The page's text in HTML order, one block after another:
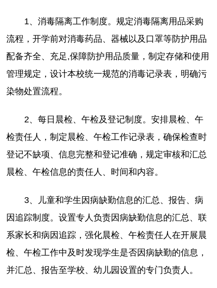
1、消毒隔离工作制度。规定消毒隔离用品采购
流程，开学前对消毒药品、器械以及口罩等防护用品
配备齐全、充足,保障防护用品质量，制定存储和使用
管理规定，设计本校统一规范的消毒记录表，明确污
染物处置流程。
2、每日晨检、午检及登记制度。安排晨检、午
检责任人，制定晨检、午检工作记录表，确保检查时
登记不缺项、信息完整和登记准确，规定审核和汇总
晨检、午检信息的责任人、时间和内容。
3、儿童和学生因病缺勤信息的汇总、报告、病
因追踪制度。设置专人负责因病缺勤信息的汇总、联
系家长和病因追踪，强化晨检、午检责任人在开展晨
检、午检工作中及时发现学生是否因病缺勤的信息，
并汇总、报告至学校、幼儿园设置的专门负责人。